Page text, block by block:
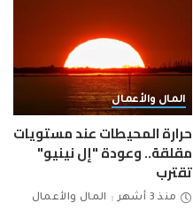
المال والأعمال
حرارة المحيطات عند مستويات
مقلقة.. وعودة "إل نينيو"
تقترب
منذ 3 أشهر المال والأعمال